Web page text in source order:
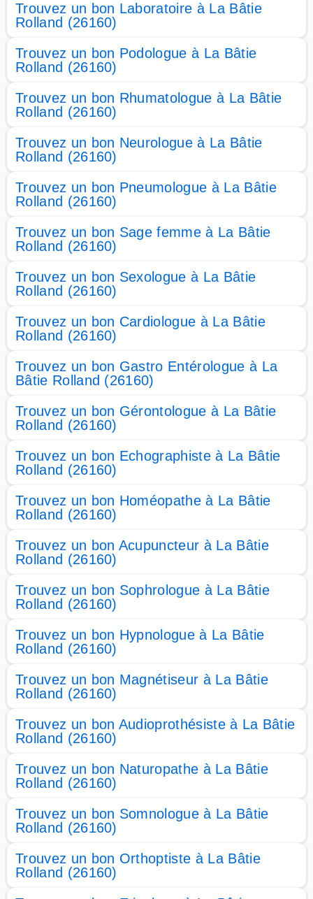
Trouvez un bon Laboratoire à La Bâtie
Rolland (26160)
Trouvez un bon Podologue à La Bâtie
Rolland (26160)
Trouvez un bon Rhumatologue à La Bâtie
Rolland (26160)
Trouvez un bon Neurologue à La Bâtie
Rolland (26160)
Trouvez un bon Pneumologue à La Bâtie
Rolland (26160)
Trouvez un bon Sage femme à La Bâtie
Rolland (26160)
Trouvez un bon Sexologue à La Bâtie
Rolland (26160)
Trouvez un bon Cardiologue à La Bâtie
Rolland (26160)
Trouvez un bon Gastro Entérologue à La
Bâtie Rolland (26160)
Trouvez un bon Gérontologue à La Bâtie
Rolland (26160)
Trouvez un bon Echographiste à La Bâtie
Rolland (26160)
Trouvez un bon Homéopathe à La Bâtie
Rolland (26160)
Trouvez un bon Acupuncteur à La Bâtie
Rolland (26160)
Trouvez un bon Sophrologue à La Bâtie
Rolland (26160)
Trouvez un bon Hypnologue à La Bâtie
Rolland (26160)
Trouvez un bon Magnétiseur à La Bâtie
Rolland (26160)
Trouvez un bon Audioprothésiste à La Bâtie
Rolland (26160)
Trouvez un bon Naturopathe à La Bâtie
Rolland (26160)
Trouvez un bon Somnologue à La Bâtie
Rolland (26160)
Trouvez un bon Orthoptiste à La Bâtie
Rolland (26160)